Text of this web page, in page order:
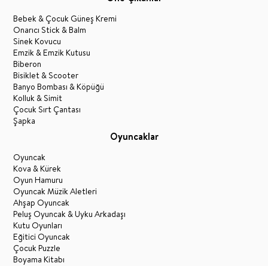
Bebek & Çocuk Güneş Kremi
Onarıcı Stick & Balm
Sinek Kovucu
Emzik & Emzik Kutusu
Biberon
Bisiklet & Scooter
Banyo Bombası & Köpüğü
Kolluk & Simit
Çocuk Sırt Çantası
Şapka
Oyuncaklar
Oyuncak
Kova & Kürek
Oyun Hamuru
Oyuncak Müzik Aletleri
Ahşap Oyuncak
Peluş Oyuncak & Uyku Arkadaşı
Kutu Oyunları
Eğitici Oyuncak
Çocuk Puzzle
Boyama Kitabı